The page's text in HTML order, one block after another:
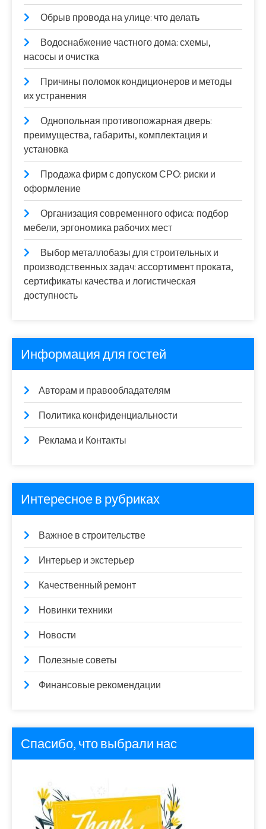
Обрыв провода на улице: что делать
Водоснабжение частного дома: схемы,
насосы и очистка
Причины поломок кондиционеров и методы
их устранения
Однопольная противопожарная дверь:
преимущества, габариты, комплектация и
установка
Продажа фирм с допуском СРО: риски и
оформление
Организация современного офиса: подбор
мебели, эргономика рабочих мест
Выбор металлобазы для строительных и
производственных задач: ассортимент проката,
сертификаты качества и логистическая
доступность
Информация для гостей
Авторам и правообладателям
Политика конфиденциальности
Реклама и Контакты
Интересное в рубриках
Важное в строительстве
Интерьер и экстерьер
Качественный ремонт
Новинки техники
Новости
Полезные советы
Финансовые рекомендации
Спасибо, что выбрали нас